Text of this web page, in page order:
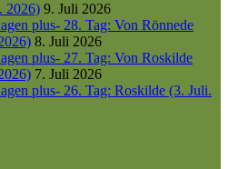
2026) 9. Juli 2026
plus- 28. Tag: Von Rönnede
8. Juli 2026
plus- 27. Tag: Von Roskilde
7. Juli 2026
plus- 26. Tag: Roskilde (3. Juli.